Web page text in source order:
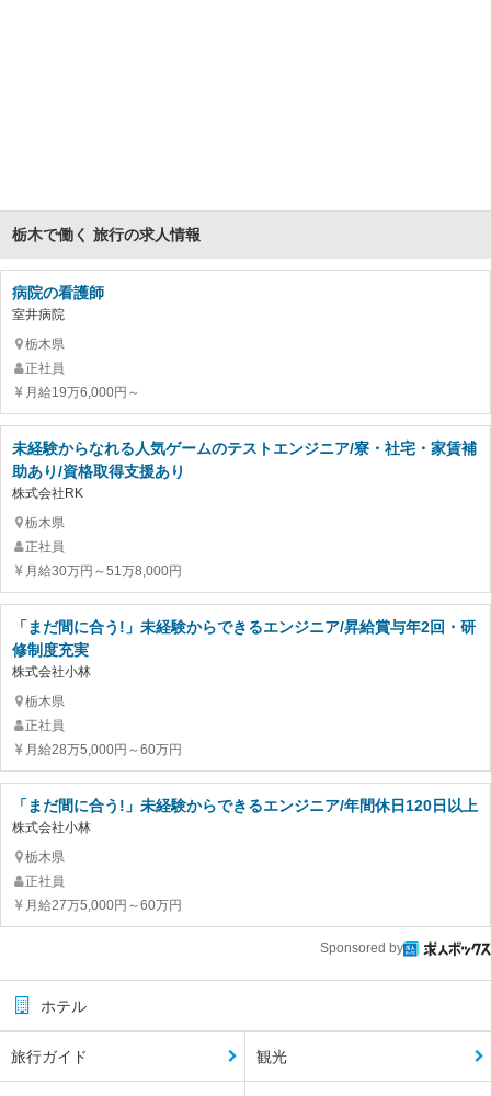
栃木で働く 旅行の求人情報
病院の看護師
室井病院
栃木県
正社員
月給19万6,000円～
未経験からなれる人気ゲームのテストエンジニア/寮・社宅・家賃補
助あり/資格取得支援あり
株式会社RK
栃木県
正社員
月給30万円～51万8,000円
「まだ間に合う!」未経験からできるエンジニア/昇給賞与年2回・研
修制度充実
株式会社小林
栃木県
正社員
月給28万5,000円～60万円
「まだ間に合う!」未経験からできるエンジニア/年間休日120日以上
株式会社小林
栃木県
正社員
月給27万5,000円～60万円
Sponsored by
ホテル
旅行ガイド 観光